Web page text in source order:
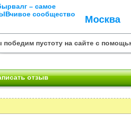
Москва
победим пустоту на сайте с
отзыв